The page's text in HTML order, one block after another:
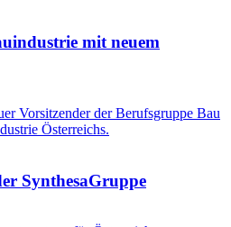
mit neuem
Vorsitzender der Berufsgruppe Bau
Österreichs.
SynthesaGruppe